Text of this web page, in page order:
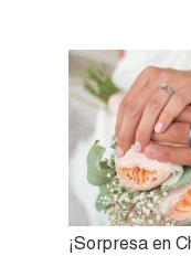
¡Sorpresa en